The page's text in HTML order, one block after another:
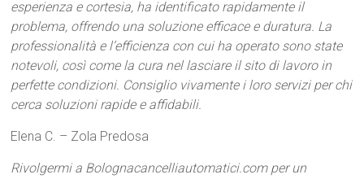
esperienza e cortesia, ha identificato rapidamente il
problema, offrendo una soluzione efficace e duratura. La
professionalità e l’efficienza con cui ha operato sono state
notevoli, così come la cura nel lasciare il sito di lavoro in
perfette condizioni. Consiglio vivamente i loro servizi per chi
cerca soluzioni rapide e affidabili.
Elena C. – Zola Predosa
Rivolgermi a Bolognacancelliautomatici.com per un